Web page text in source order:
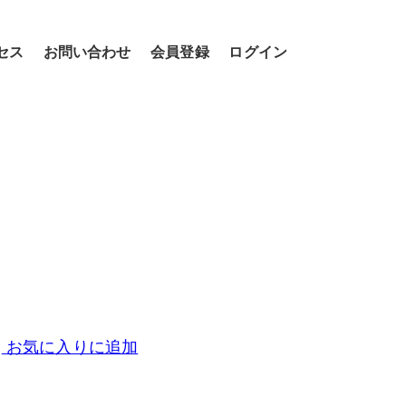
ス お問い合わせ 会員登録 ログイン
お気に入りに追加